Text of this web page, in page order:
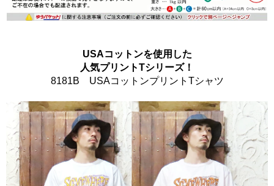
USAコットンを使用した
人気プリントTシリーズ！
8181B USAコットンプリントTシャツ